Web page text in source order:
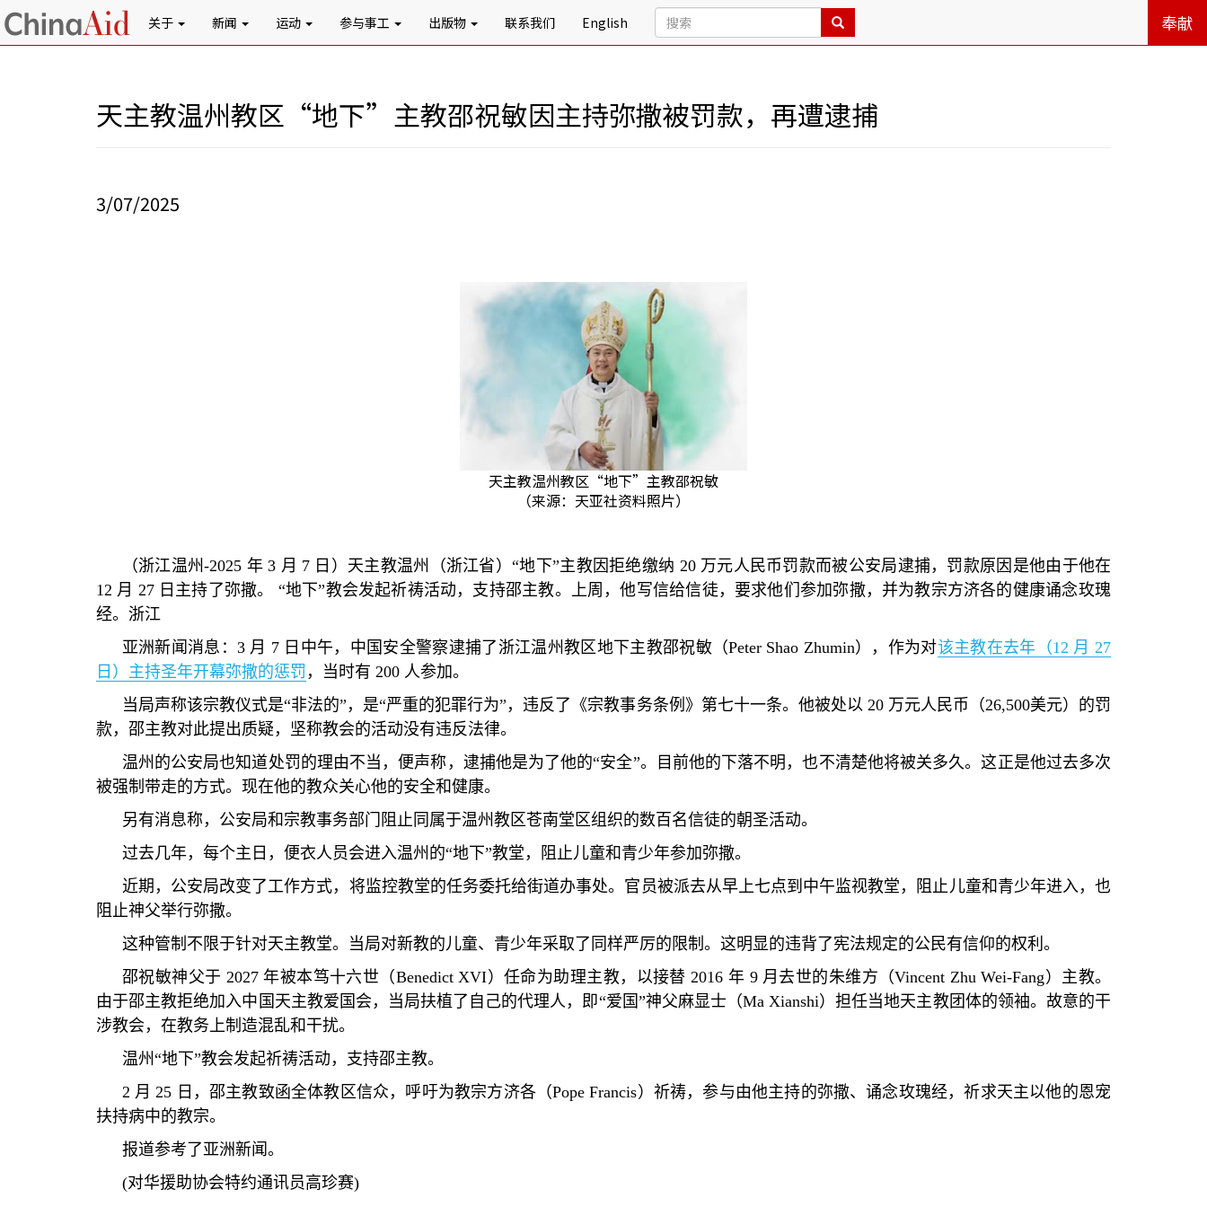
关于 新闻 运动 参与事工 出版物 联系我们 English 奉献
天主教温州教区“地下”主教邵祝敏因主持弥撒被罚款，再遭逮捕
3/07/2025
天主教温州教区“地下”主教邵祝敏
（来源：天亚社资料照片）
（浙江温州-2025 年3 月 7 日）天主教温州（浙江省）“地下”主教因拒绝缴纳 20 万元人民币罚款而被公安局逮捕，罚款原因是他由于他在
12 月 27 日主持了弥撒。 “地下”教会发起祈祷活动，支持邵主教。上周，他写信给信徒，要求他们参加弥撒，并为教宗方济各的健康诵念玫瑰
经。浙江
亚洲新闻消息：3 月 7 日中午，中国安全警察逮捕了浙江温州教区地下主教邵祝敏（Peter Shao Zhumin），作为对该主教在去年（12 月 27
日）主持圣年开幕弥撒的惩罚 ，当时有 200 人参加。
当局声称该宗教仪式是“非法的” ，是“严重的犯罪行为” ，违反了《宗教事务条例》第七十一条。他被处以20 万元人民币（26,500美元）的罚
款，邵主教对此提出质疑，坚称教会的活动没有违反法律。
温州的公安局也知道处罚的理由不当，便声称，逮捕他是为了他的“安全”。目前他的下落不明，也不清楚他将被关多久。这正是他过去多次
被强制带走的方式。现在他的教众关心他的安全和健康。
另有消息称，公安局和宗教事务部门阻止同属于温州教区苍南堂区组织的数百名信徒的朝圣活动。
过去几年，每个主日，便衣人员会进入温州的“地下”教堂，阻止儿童和青少年参加弥撒。
近期，公安局改变了工作方式，将监控教堂的任务委托给街道办事处。官员被派去从早上七点到中午监视教堂，阻止儿童和青少年进入，也
阻止神父举行弥撒。
这种管制不限于针对天主教堂。当局对新教的儿童、青少年采取了同样严厉的限制。这明显的违背了宪法规定的公民有信仰的权利。
邵祝敏神父于 2027年被本笃十六世（Benedict XVI）任命为助理主教，以接替 2016 年 9 月去世的朱维方（Vincent Zhu Wei-Fang ）主教。
由于邵主教拒绝加入中国天主教爱国会，当局扶植了自己的代理人，即“爱国”神父麻显士（Ma Xianshi）担任当地天主教团体的领袖。故意的干
涉教会，在教务上制造混乱和干扰。
温州 “地下”教会发起祈祷活动，支持邵主教。
2 月 25 日，邵主教致函全体教区信众，呼吁为教宗方济各（Pope Francis）祈祷，参与由他主持的弥撒、诵念玫瑰经，祈求天主以他的恩宠
扶持病中的教宗。
报道参考了亚洲新闻。
(对华援助协会特约通讯员高珍赛)